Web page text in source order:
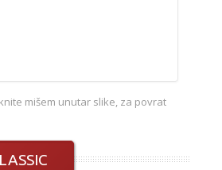
mišem unutar slike, za povrat